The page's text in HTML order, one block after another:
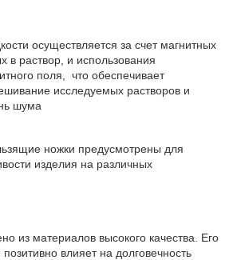
осуществляется за счет магнитных
в раствор, и использования
поля, что обеспечивает
исследуемых растворов и
шума
ножки предусмотрены для
изделия на различных
из материалов высокого качества. Его
влияет на долговечность